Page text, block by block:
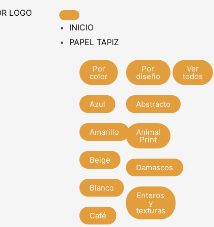
INICIO
PAPEL TAPIZ
Por
color
Azul
Amarillo
Beige
Blanco
Café
Por
diseño
Abstracto
Animal
Print
Damascos
Enteros
y
texturas
Ver
todos